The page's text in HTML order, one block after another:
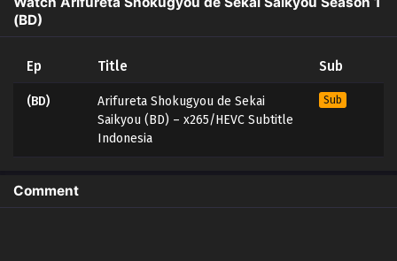
(BD)
Ep Title Sub
(BD)
Arifureta Shokugyou de Sekai
Saikyou (BD) – x265/HEVC Subtitle
Indonesia
Sub
Comment